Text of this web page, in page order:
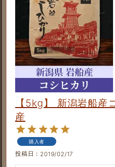
【5kg】 新潟岩船産
産
購入者
投稿日 2019/02/17